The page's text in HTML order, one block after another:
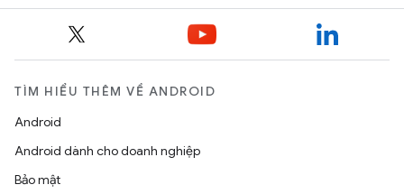
TÌM HIỂU THÊM VỀ ANDROID
Android
Android dành cho doanh nghiệp
Bảo mật